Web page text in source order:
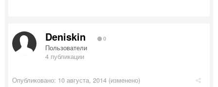
Deniskin 0
Пользователи
4 публикации
Опубликовано: 10 августа, 2014 (изменено)